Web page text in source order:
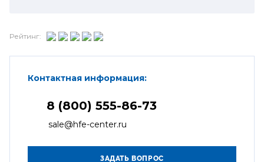
Рейтинг:
Контактная информация:
8 (800) 555-86-73
sale@hfe-center.ru